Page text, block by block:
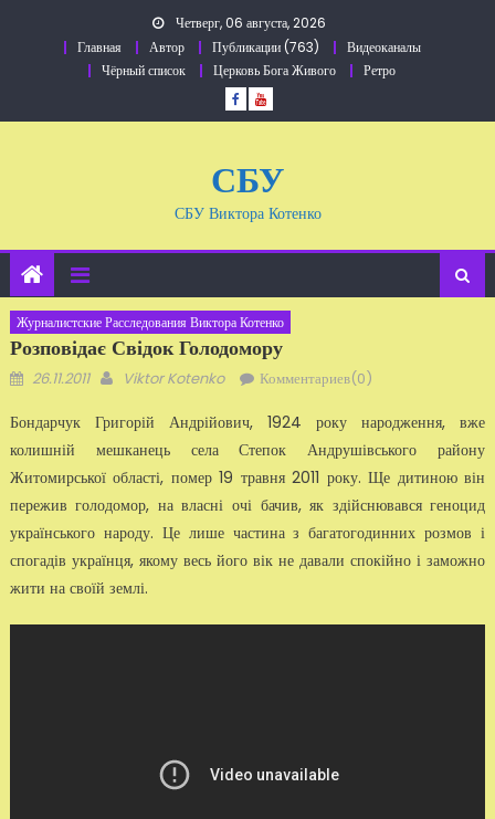
Четверг, 06 августа, 2026
Главная
Автор Публикации (763)
Видеоканалы
Чёрный список
Церковь Бога Живого Ретро
СБУ
СБУ Виктора Котенко
Журналистские Расследования Виктора Котенко
Розповідає Свідок Голодомору
Добавлено
26.11.2011 Автор
Viktor Kotenko Комментариев(0)
Бондарчук Григорій Андрійович, 1924 року народження, вже
колишній мешканець села Степок Андрушівського району
Житомирської області, помер 19 травня 2011 року. Ще дитиною він
пережив голодомор, на власні очі бачив, як здійснювався геноцид
українського народу. Це лише частина з багатогодинних розмов і
спогадів українця, якому весь його вік не давали спокійно і заможно
жити на своїй землі.